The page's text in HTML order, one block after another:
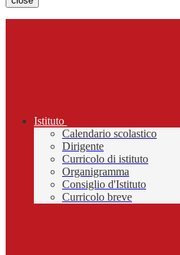
Istituto
Calendario scolastico
Dirigente
Curricolo di istituto
Organigramma
Consiglio d'Istituto
Curricolo breve